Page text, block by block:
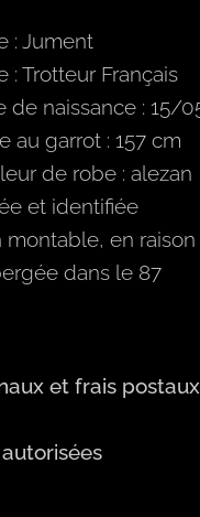
: Jument
: Trotteur Français
de naissance : 15/
au garrot : 157 cm
de robe : alezan
et identifiée
montable, en
dans le 87
et frais